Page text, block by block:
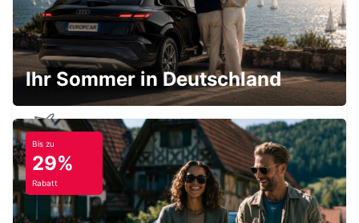
CANAKKALE
CANAKKALE - TURKEY
CANAKKALE FLUGHAFEN
CANAKKALE - TURKEY
Ihr Sommer in Deutschland
Bis zu
29%
Rabatt